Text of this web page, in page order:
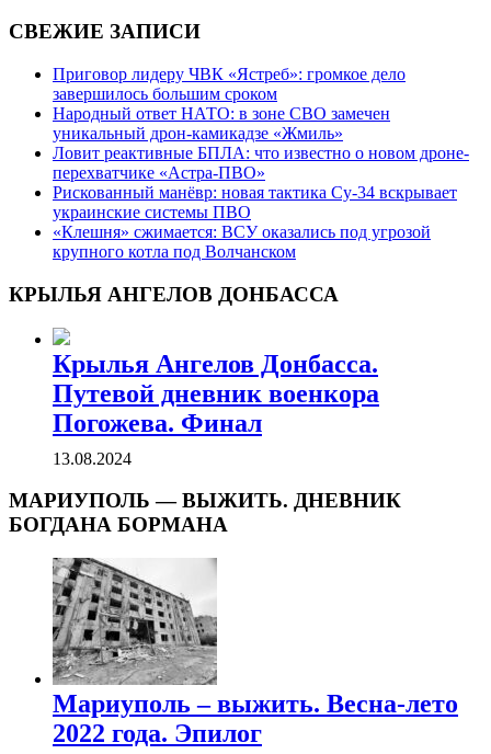
СВЕЖИЕ ЗАПИСИ
Приговор лидеру ЧВК «Ястреб»: громкое дело
завершилось большим сроком
Народный ответ НАТО: в зоне СВО замечен
уникальный дрон-камикадзе «Жмиль»
Ловит реактивные БПЛА: что известно о новом дроне-
перехватчике «Астра-ПВО»
Рискованный манёвр: новая тактика Су-34 вскрывает
украинские системы ПВО
«Клешня» сжимается: ВСУ оказались под угрозой
крупного котла под Волчанском
КРЫЛЬЯ АНГЕЛОВ ДОНБАССА
Крылья Ангелов Донбасса.
Путевой дневник военкора
Погожева. Финал
13.08.2024
МАРИУПОЛЬ — ВЫЖИТЬ. ДНЕВНИК
БОГДАНА БОРМАНА
Мариуполь – выжить. Весна-лето
2022 года. Эпилог